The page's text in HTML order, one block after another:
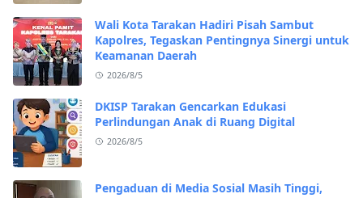
Wali Kota Tarakan Hadiri Pisah Sambut
Kapolres, Tegaskan Pentingnya Sinergi untuk
Keamanan Daerah
2026/8/5
DKISP Tarakan Gencarkan Edukasi
Perlindungan Anak di Ruang Digital
2026/8/5
Pengaduan di Media Sosial Masih Tinggi,